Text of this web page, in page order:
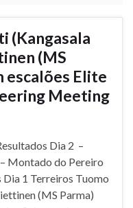
(Kangasala
(MS
escalões Elite
Meeting
Dia 2 –
Montado do Pereiro
1 Terreiros Tuomo
(MS Parma)